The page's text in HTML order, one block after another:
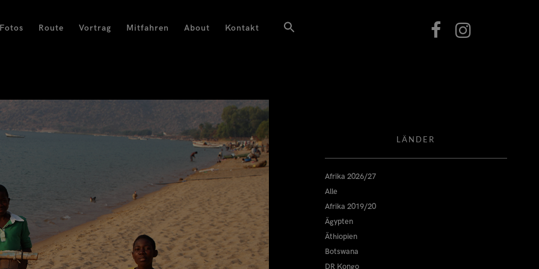
Route Vortrag Mitfahren About Kontakt
LÄNDER
Afrika 2026/27
Alle
Afrika 2019/20
Ägypten
Äthiopien
Botswana
DR Kongo